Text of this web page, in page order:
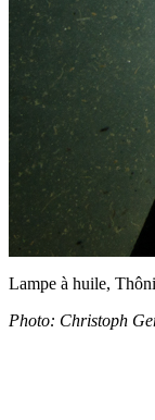
Lampe à huile,
Photo: Christoph